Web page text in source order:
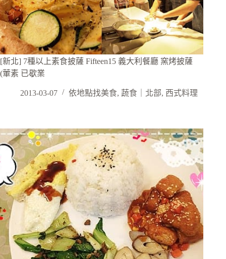
[新北] 7種以上素食披薩 Fifteen15 義大利餐廳 窯烤披薩
(葷素 已歇業
2013-03-07 依地點找美食, 蔬食｜北部, 西式料理